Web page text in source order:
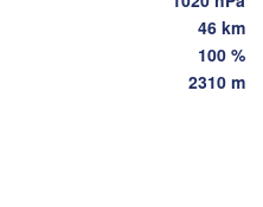
46 km
100 %
2310 m